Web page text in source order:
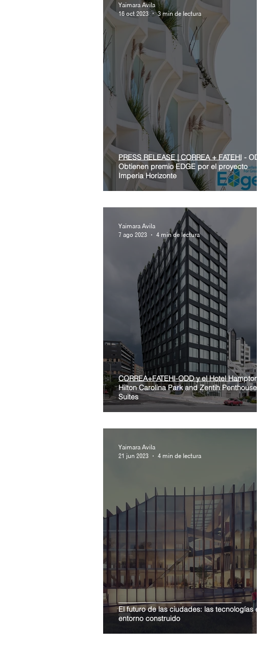
PRESS RELEASE | CORREA + FATEHI - ODD+
Obtienen premio EDGE por el proyecto
Imperia Horizonte
Yaimara Avila
16 oct 2023
3 min de lectura
CORREA+FATEHI-ODD y el Hotel Hampton by
Hilton Carolina Park and Zentih Penthouse
Suites
Yaimara Avila
7 ago 2023
4 min de lectura
El futuro de las ciudades: las tecnologías en el
entorno construido
Yaimara Avila
21 jun 2023
4 min de lectura